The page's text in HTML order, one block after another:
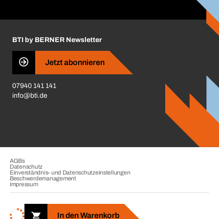
In den Warenkorb
Insektenschutzplaner
Haftungsausschluss
Qualitätsmanagement
Zertifikate
CVV-Liste
BTI by BERNER Newsletter
Jetzt abonnieren
07940 141 141
info@bti.de
Copyright © 2026. BTI Befestigungstechnik GmbH & Co. KG. Alle
Rechte vorbehalten. Verkauf nur an Unternehmer, Gewerbetreibende,
AGBs
Datenschutz
Einverständnis- und Datenschutzeinstellungen
Beschwerdemanagement
Impressum